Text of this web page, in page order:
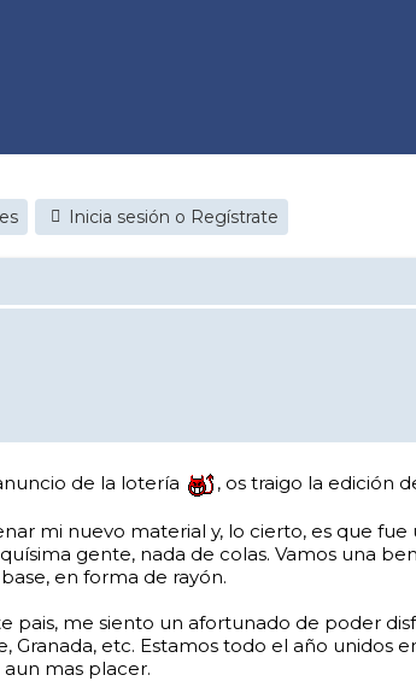
Inicia sesión o Regístrate
de la lotería , os traigo la edición
mi nuevo material y, lo cierto, es que
gente, nada de colas. Vamos una
en forma de rayón.
me siento un afortunado de poder
Granada, etc. Estamos todo el año
mas placer.